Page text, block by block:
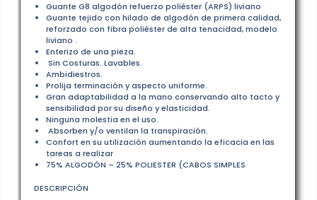
Guante G8 algodón refuerzo poliéster (ARPS) liviano
Guante tejido con hilado de algodón de primera calidad,
reforzado con fibra poliéster de alta tenacidad, modelo
liviano .
Enterizo de una pieza.
Sin Costuras. Lavables.
Ambidiestros.
Prolija terminación y aspecto uniforme.
Gran adaptabilidad a la mano conservando alto tacto y
sensibilidad por su diseño y elasticidad.
Ninguna molestia en el uso.
Absorben y/o ventilan la transpiración.
Confort en su utilización aumentando la eficacia en las
tareas a realizar
75% ALGODÓN – 25% POLIESTER (CABOS SIMPLES
DESCRIPCIÓN